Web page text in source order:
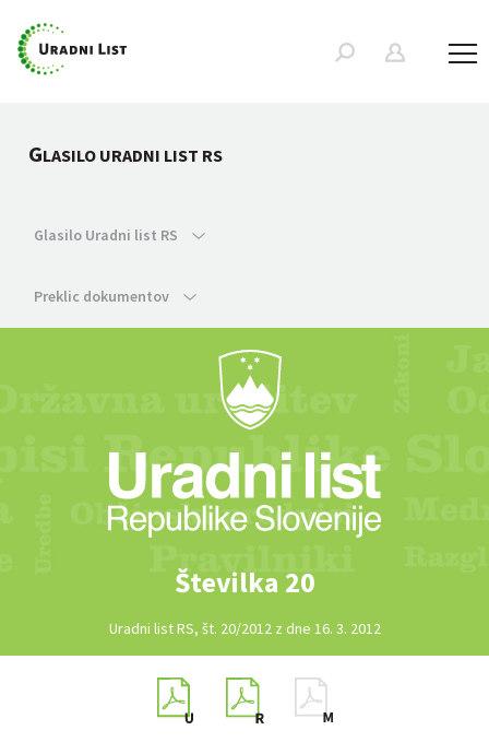
GLASILO URADNI LIST RS
Glasilo Uradni list RS
Preklic dokumentov
Številka 20
Uradni list RS, št. 20/2012 z dne 16. 3. 2012